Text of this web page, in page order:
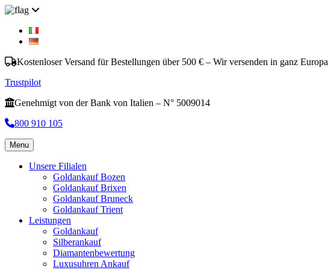
Kostenloser Versand für Bestellungen über 500 € – Wir versenden in ganz Europa
Trustpilot
Genehmigt von der Bank von Italien – N° 5009014
800 910 105
Menu
Unsere Filialen
Goldankauf Bozen
Goldankauf Brixen
Goldankauf Bruneck
Goldankauf Trient
Leistungen
Goldankauf
Silberankauf
Diamantenbewertung
Luxusuhren Ankauf